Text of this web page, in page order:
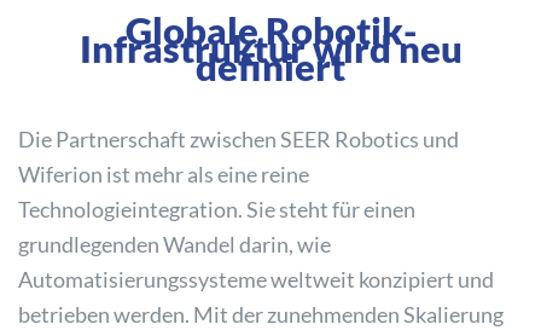
Globale Robotik-
Infrastruktur wird neu
definiert
Die Partnerschaft zwischen SEER Robotics und
Wiferion ist mehr als eine reine
Technologieintegration. Sie steht für einen
grundlegenden Wandel darin, wie
Automatisierungssysteme weltweit konzipiert und
betrieben werden. Mit der zunehmenden Skalierung